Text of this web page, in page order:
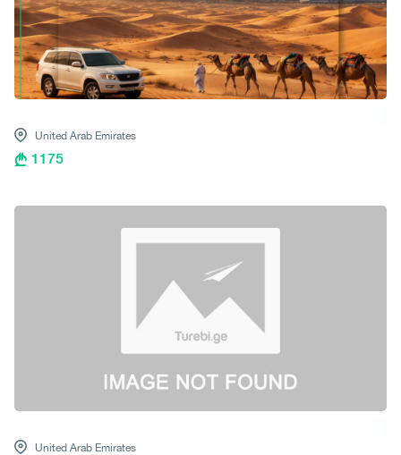
United Arab Emirates
1175
United Arab Emirates